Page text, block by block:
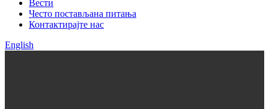
Вести
Често постављана питања
Контактирајте нас
English